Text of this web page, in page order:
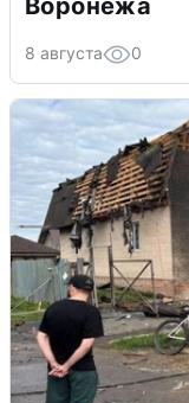
Воронежа
8 августа 0